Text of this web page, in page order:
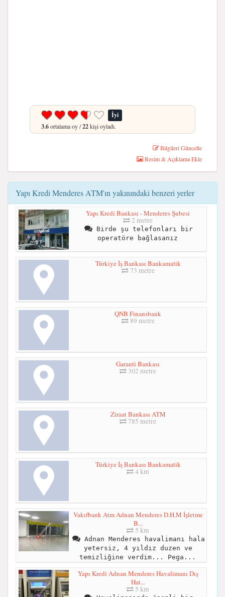
İyi
3.6ortalama oy /22kişi oyladı.
Bilgileri Güncelle
Resim & Açıklama Ekle
Yapı Kredi Menderes ATM'ın yakınındaki benzeri yerler
Yapı Kredi Bankası - Menderes Şubesi
2 metre
Birde şu telefonları bir
operatöre bağlasanız
Türkiye İş Bankası Bankamatik
73 metre
QNB Finansbank
89 metre
Garanti Bankası
302 metre
Ziraat Bankası ATM
785 metre
Türkiye İş Bankası Bankamatik
4 km
Vakıfbank Atm Adnan Menderes D.H.M İşletme
B...
5 km
Adnan Menderes havalimanı hala
yetersiz, 4 yıldız duzen ve
temizliğine verdim... Pega...
Yapı Kredi Adnan Menderes Havalimanı Dış
Hat...
5 km